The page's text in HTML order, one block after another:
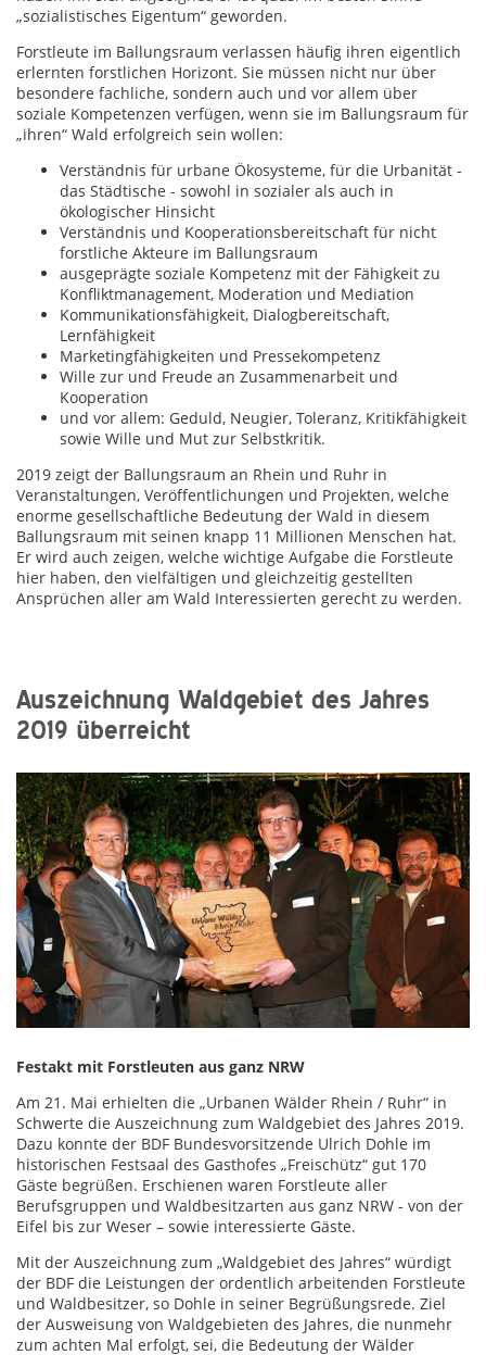
„sozialistisches Eigentum“ geworden.
Forstleute im Ballungsraum verlassen häufig ihren eigentlich
erlernten forstlichen Horizont. Sie müssen nicht nur über
besondere fachliche, sondern auch und vor allem über
soziale Kompetenzen verfügen, wenn sie im Ballungsraum für
„ihren“ Wald erfolgreich sein wollen:
Verständnis für urbane Ökosysteme, für die Urbanität -
das Städtische - sowohl in sozialer als auch in
ökologischer Hinsicht
Verständnis und Kooperationsbereitschaft für nicht
forstliche Akteure im Ballungsraum
ausgeprägte soziale Kompetenz mit der Fähigkeit zu
Konfliktmanagement, Moderation und Mediation
Kommunikationsfähigkeit, Dialogbereitschaft,
Lernfähigkeit
Marketingfähigkeiten und Pressekompetenz
Wille zur und Freude an Zusammenarbeit und
Kooperation
und vor allem: Geduld, Neugier, Toleranz, Kritikfähigkeit
sowie Wille und Mut zur Selbstkritik.
2019 zeigt der Ballungsraum an Rhein und Ruhr in
Veranstaltungen, Veröffentlichungen und Projekten, welche
enorme gesellschaftliche Bedeutung der Wald in diesem
Ballungsraum mit seinen knapp 11 Millionen Menschen hat.
Er wird auch zeigen, welche wichtige Aufgabe die Forstleute
hier haben, den vielfältigen und gleichzeitig gestellten
Ansprüchen aller am Wald Interessierten gerecht zu werden.
Auszeichnung Waldgebiet des Jahres
2019 überreicht
Festakt mit Forstleuten aus ganz NRW
Am 21. Mai erhielten die „Urbanen Wälder Rhein / Ruhr“ in
Schwerte die Auszeichnung zum Waldgebiet des Jahres 2019.
Dazu konnte der BDF Bundesvorsitzende Ulrich Dohle im
historischen Festsaal des Gasthofes „Freischütz“ gut 170
Gäste begrüßen. Erschienen waren Forstleute aller
Berufsgruppen und Waldbesitzarten aus ganz NRW - von der
Eifel bis zur Weser – sowie interessierte Gäste.
Mit der Auszeichnung zum „Waldgebiet des Jahres“ würdigt
der BDF die Leistungen der ordentlich arbeitenden Forstleute
und Waldbesitzer, so Dohle in seiner Begrüßungsrede. Ziel
der Ausweisung von Waldgebieten des Jahres, die nunmehr
zum achten Mal erfolgt, sei, die Bedeutung der Wälder